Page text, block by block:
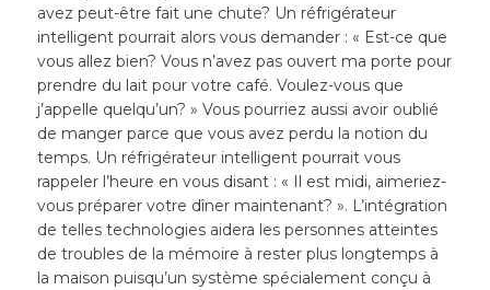
avez peut-être fait une chute? Un réfrigérateur
intelligent pourrait alors vous demander : « Est-ce que
vous allez bien? Vous n’avez pas ouvert ma porte pour
prendre du lait pour votre café. Voulez-vous que
j’appelle quelqu’un? » Vous pourriez aussi avoir oublié
de manger parce que vous avez perdu la notion du
temps. Un réfrigérateur intelligent pourrait vous
rappeler l’heure en vous disant : « Il est midi, aimeriez-
vous préparer votre dîner maintenant? ». L’intégration
de telles technologies aidera les personnes atteintes
de troubles de la mémoire à rester plus longtemps à
la maison puisqu’un système spécialement conçu à